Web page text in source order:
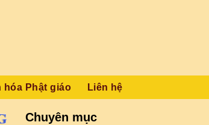
hóa Phật giáo Liên hệ
Chuyên mục